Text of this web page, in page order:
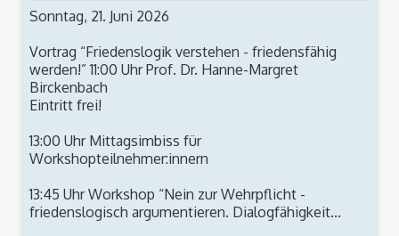
Sonntag, 21. Juni 2026
Vortrag “Friedenslogik verstehen - friedensfähig
werden!” 11:00 Uhr Prof. Dr. Hanne-Margret
Birckenbach
Eintritt frei!
13:00 Uhr Mittagsimbiss für
Workshopteilnehmer:innern
13:45 Uhr Workshop “Nein zur Wehrpflicht -
friedenslogisch argumentieren. Dialogfähigkeit...